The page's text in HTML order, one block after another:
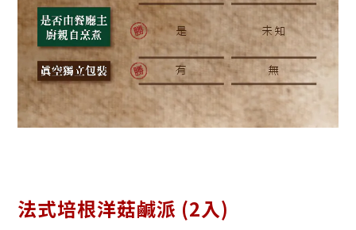
法式培根洋菇鹹派 (2入)